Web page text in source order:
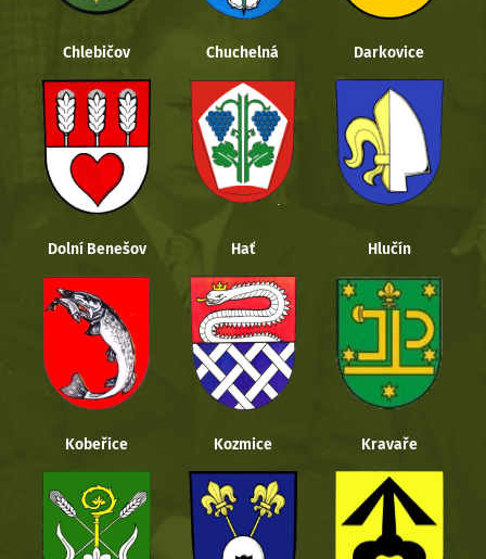
Chlebičov Chuchelná Darkovice
Dolní Benešov Hať Hlučín
Kobeřice Kozmice Kravaře